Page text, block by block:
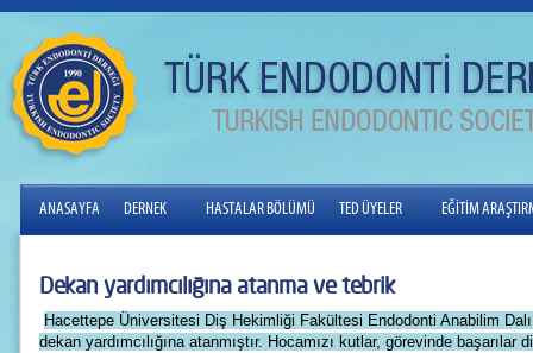
ANASAYFA DERNEK HASTALAR BÖLÜMÜ TED ÜYELER EĞİTİM
Dekan yardımcılığına atanma ve tebrik
Hacettepe Üniversitesi Diş Hekimliği Fakültesi Endodonti Anabilim
dekan yardımcılığına atanmıştır. Hocamızı kutlar, görevinde başarılar